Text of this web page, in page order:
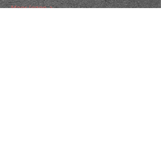
Meer lezen >